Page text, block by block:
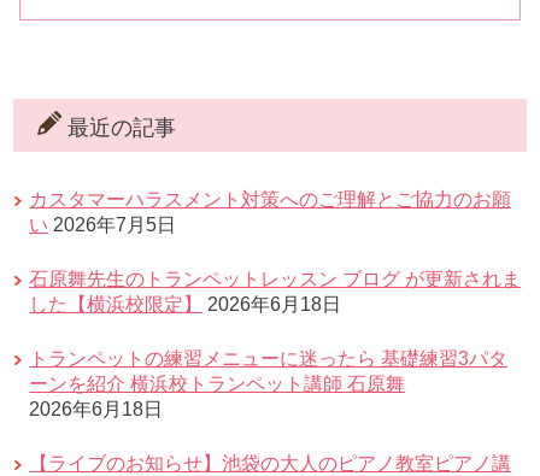
最近の記事
カスタマーハラスメント対策へのご理解とご協力のお願
い 2026年7月5日
石原舞先生のトランペットレッスン ブログ が更新されま
した【横浜校限定】
2026年6月18日
トランペットの練習メニューに迷ったら 基礎練習3パタ
ーンを紹介 横浜校トランペット講師 石原舞
2026年6月18日
【ライブのお知らせ】池袋の大人のピアノ教室ピアノ講